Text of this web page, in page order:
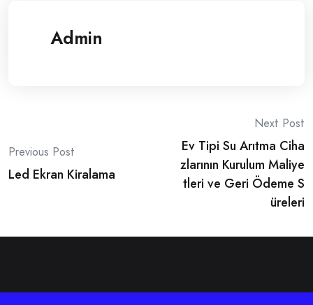
Admin
navigation
Previous Post
Led Ekran Kiralama
Next Post
Ev Tipi Su Arıtma Ciha
zlarının Kurulum Maliye
tleri ve Geri Ödeme S
üreleri